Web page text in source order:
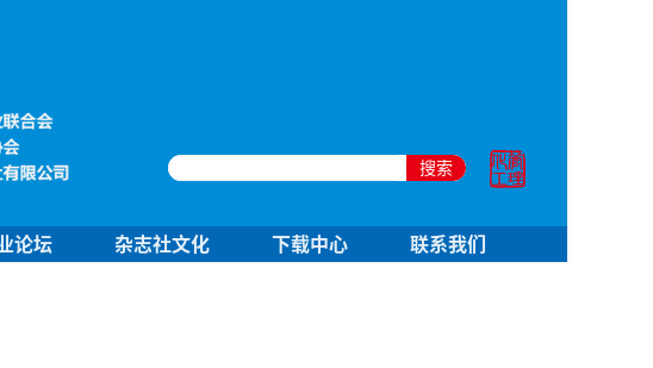
搜索
论坛 杂志社文化 下载中心 联系我们